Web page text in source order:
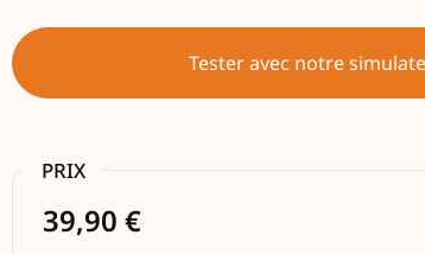
Tester avec notre
PRIX
39,90 €